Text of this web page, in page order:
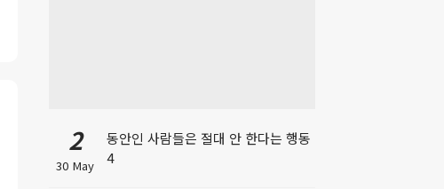
2
30 May
동안인 사람들은 절대 안 한다는 행동
4